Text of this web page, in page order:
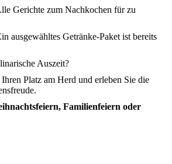
Gerichte zum Nachkochen für zu
ausgewähltes Getränke-Paket ist bereits
Auszeit?
Platz am Herd und erleben Sie die
Familienfeiern oder